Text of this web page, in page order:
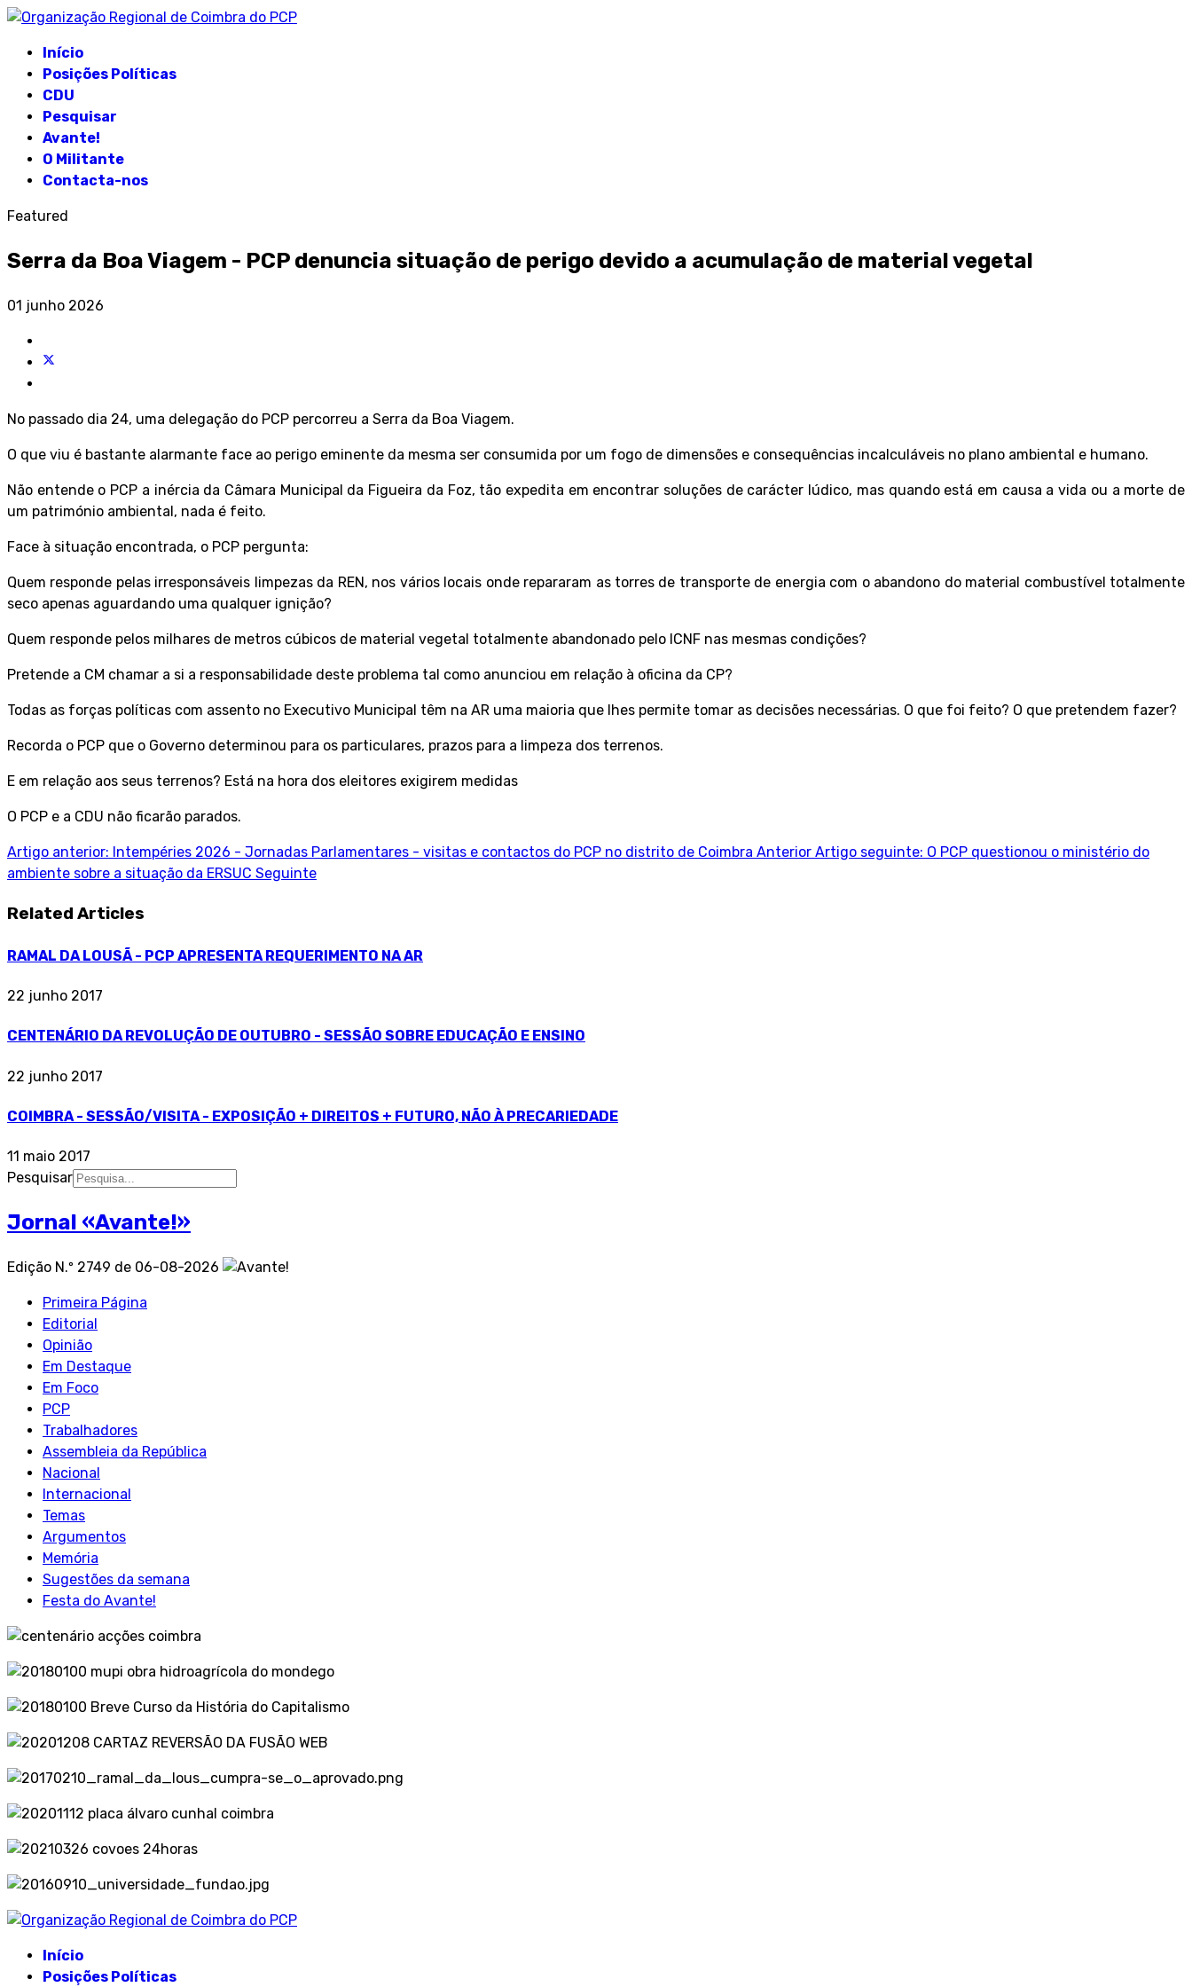
Início
Posições Políticas
CDU
Pesquisar
Avante!
O Militante
Contacta-nos
Featured
Serra da Boa Viagem - PCP denuncia situação de perigo devido a acumulação de material vegetal
01 junho 2026
No passado dia 24, uma delegação do PCP percorreu a Serra da Boa Viagem.
O que viu é bastante alarmante face ao perigo eminente da mesma ser consumida por um fogo de dimensões e consequências incalculáveis no plano ambiental e humano.
Não entende o PCP a inércia da Câmara Municipal da Figueira da Foz, tão expedita em encontrar soluções de carácter lúdico, mas quando está em causa a vida ou a morte de
um património ambiental, nada é feito.
Face à situação encontrada, o PCP pergunta:
Quem responde pelas irresponsáveis limpezas da REN, nos vários locais onde repararam as torres de transporte de energia com o abandono do material combustível totalmente
seco apenas aguardando uma qualquer ignição?
Quem responde pelos milhares de metros cúbicos de material vegetal totalmente abandonado pelo ICNF nas mesmas condições?
Pretende a CM chamar a si a responsabilidade deste problema tal como anunciou em relação à oficina da CP?
Todas as forças políticas com assento no Executivo Municipal têm na AR uma maioria que lhes permite tomar as decisões necessárias. O que foi feito? O que pretendem fazer?
Recorda o PCP que o Governo determinou para os particulares, prazos para a limpeza dos terrenos.
E em relação aos seus terrenos? Está na hora dos eleitores exigirem medidas
O PCP e a CDU não ficarão parados.
Artigo anterior: Intempéries 2026 - Jornadas Parlamentares - visitas e contactos do PCP no distrito de Coimbra Anterior Artigo seguinte: O PCP questionou o ministério do
ambiente sobre a situação da ERSUC Seguinte
Related Articles
RAMAL DA LOUSÃ - PCP APRESENTA REQUERIMENTO NA AR
22 junho 2017
CENTENÁRIO DA REVOLUÇÃO DE OUTUBRO - SESSÃO SOBRE EDUCAÇÃO E ENSINO
22 junho 2017
COIMBRA - SESSÃO/VISITA - EXPOSIÇÃO + DIREITOS + FUTURO, NÃO À PRECARIEDADE
11 maio 2017
Pesquisar
Jornal «Avante!»
Edição N.º 2749 de 06-08-2026
Primeira Página
Editorial
Opinião
Em Destaque
Em Foco
PCP
Trabalhadores
Assembleia da República
Nacional
Internacional
Temas
Argumentos
Memória
Sugestões da semana
Festa do Avante!
Início
Posições Políticas